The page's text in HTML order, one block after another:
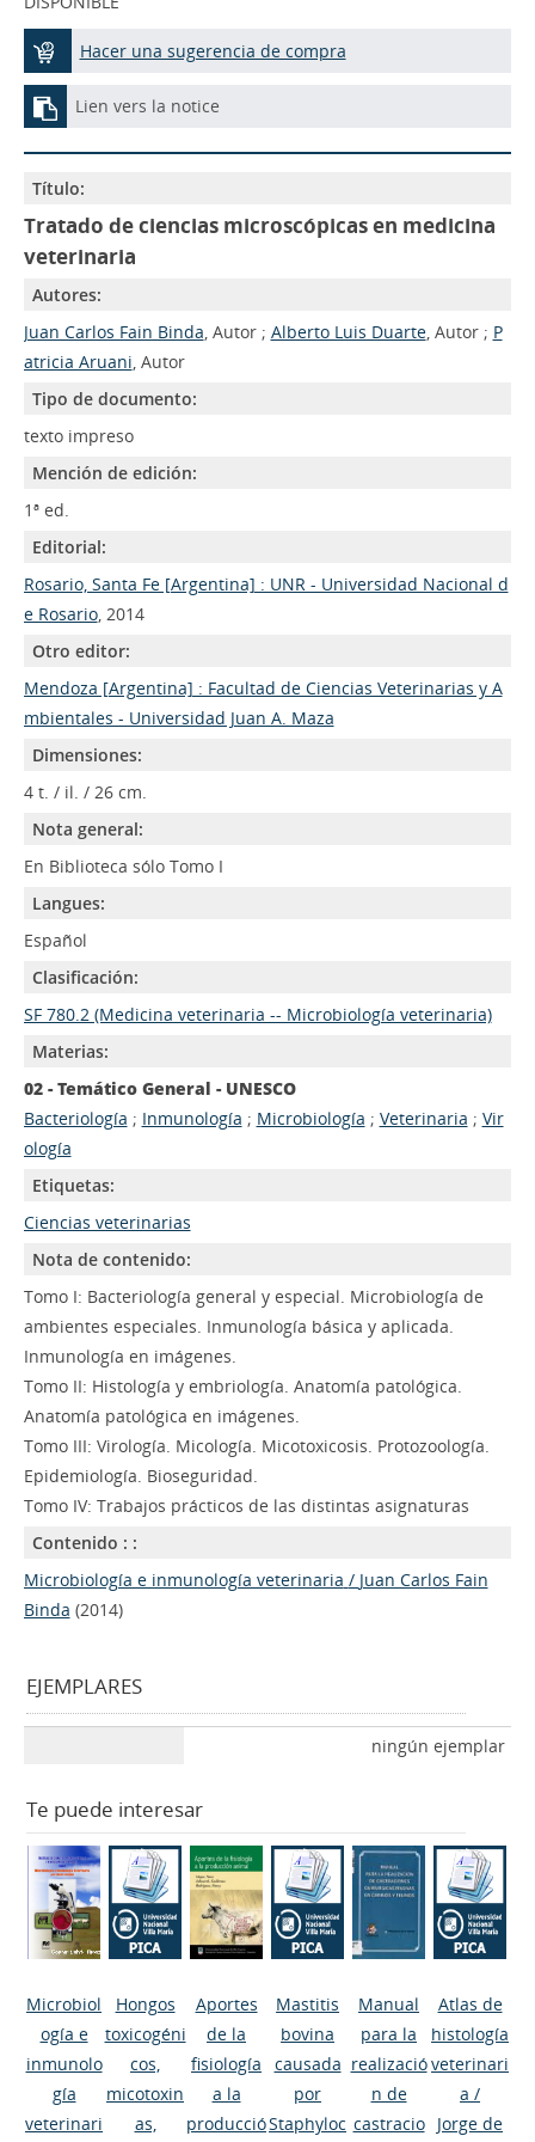
Hacer una sugerencia de compra
Lien vers la notice
Título:
Tratado de ciencias microscópicas en medicina
veterinaria
Autores:
Juan Carlos Fain Binda, Autor ; Alberto Luis Duarte, Autor ; P
atricia Aruani, Autor
Tipo de documento:
texto impreso
Mención de edición:
1ª ed.
Editorial:
Rosario, Santa Fe [Argentina] : UNR - Universidad Nacional d
e Rosario, 2014
Otro editor:
Mendoza [Argentina] : Facultad de Ciencias Veterinarias y A
mbientales - Universidad Juan A. Maza
Dimensiones:
4 t. / il. / 26 cm.
Nota general:
En Biblioteca sólo Tomo I
Langues:
Español
Clasificación:
SF 780.2 (Medicina veterinaria -- Microbiología veterinaria)
Materias:
02 - Temático General - UNESCO
Bacteriología ; Inmunología ; Microbiología ; Veterinaria ; Vir
ología
Etiquetas:
Ciencias veterinarias
Nota de contenido:
Tomo I: Bacteriología general y especial. Microbiología de
ambientes especiales. Inmunología básica y aplicada.
Inmunología en imágenes.
Tomo II: Histología y embriología. Anatomía patológica.
Anatomía patológica en imágenes.
Tomo III: Virología. Micología. Micotoxicosis. Protozoología.
Epidemiología. Bioseguridad.
Tomo IV: Trabajos prácticos de las distintas asignaturas
Contenido : :
Microbiología e inmunología veterinaria / Juan Carlos Fain
Binda (2014)
EJEMPLARES
ningún ejemplar
Te puede interesar
Microbiol
ogía e
inmunolo
gía
veterinari
Hongos
toxicogéni
cos,
micotoxin
as,
Aportes
de la
fisiología
a la
producció
Mastitis
bovina
causada
por
Staphyloc
Manual
para la
realizació
n de
castracio
Atlas de
histología
veterinari
a /
Jorge de